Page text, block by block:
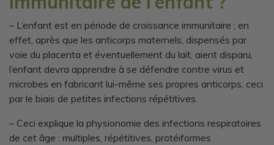
– L’enfant est en période de croissance immunitaire ; en
effet, après que les anticorps maternels, dispensés par
voie du placenta et éventuellement du lait, aient disparu,
l’enfant devra apprendre à se défendre contre virus et
microbes en fabricant lui-même ses propres anticorps, ceci
par le biais de petites infections répétitives.
– Ceci explique la physionomie des infections respiratoires
de cet âge : multiples, répétitives, protéiformes